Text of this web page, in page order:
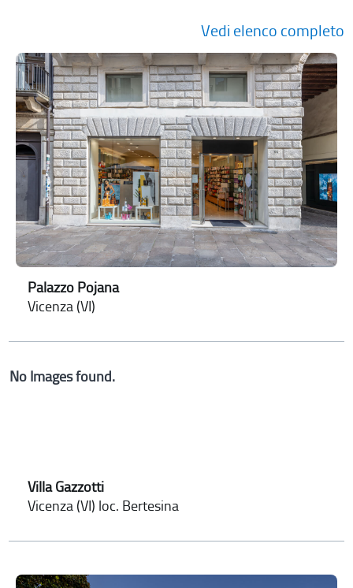
Vedi elenco completo
Palazzo Pojana
Vicenza (VI)
No Images found.
Villa Gazzotti
Vicenza (VI) loc. Bertesina